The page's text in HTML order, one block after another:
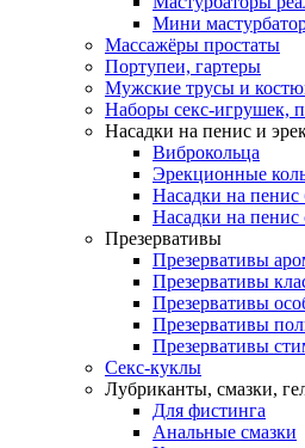
Мини
Массажёры простаты
Портупеи, гартеры
Мужские трусы и
Наборы секс-игрушек,
Насадки на пенис и
Виброкольца
Эрекционные
Насадки на пенис
Насадки на пенис
Презервативы
Презервативы
Презервативы
Презервативы
Презервативы
Презервативы
Секс-куклы
Лубриканты, смазки,
Для фистинга
Анальные смазки